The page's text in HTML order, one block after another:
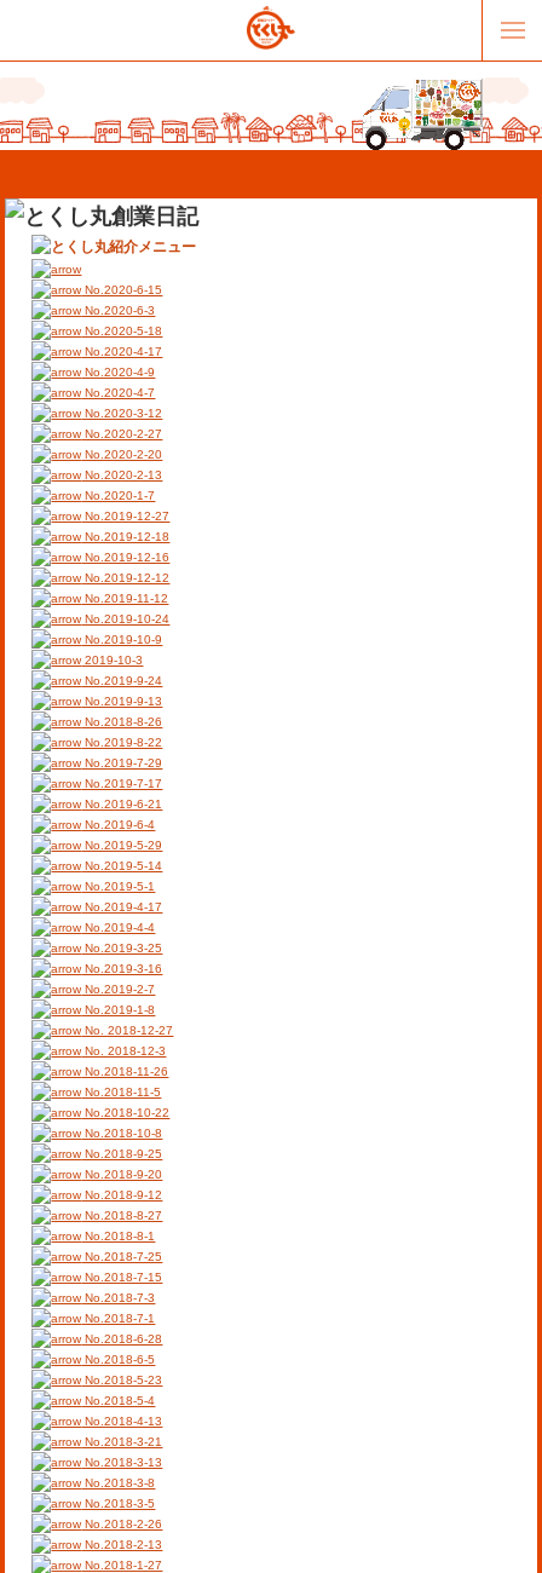
販売パートナー募集
オススメリンク
お問合せ
No.2020-6-15
No.2020-6-3
No.2020-5-18
No.2020-4-17
No.2020-4-9
No.2020-4-7
No.2020-3-12
No.2020-2-27
No.2020-2-20
No.2020-2-13
No.2020-1-7
No.2019-12-27
No.2019-12-18
No.2019-12-16
No.2019-12-12
No.2019-11-12
No.2019-10-24
No.2019-10-9
2019-10-3
No.2019-9-24
No.2019-9-13
No.2018-8-26
No.2019-8-22
No.2019-7-29
No.2019-7-17
No.2019-6-21
No.2019-6-4
No.2019-5-29
No.2019-5-14
No.2019-5-1
No.2019-4-17
No.2019-4-4
No.2019-3-25
No.2019-3-16
No.2019-2-7
No.2019-1-8
No. 2018-12-27
No. 2018-12-3
No.2018-11-26
No.2018-11-5
No.2018-10-22
No.2018-10-8
No.2018-9-25
No.2018-9-20
No.2018-9-12
No.2018-8-27
No.2018-8-1
No.2018-7-25
No.2018-7-15
No.2018-7-3
No.2018-7-1
No.2018-6-28
No.2018-6-5
No.2018-5-23
No.2018-5-4
No.2018-4-13
No.2018-3-21
No.2018-3-13
No.2018-3-8
No.2018-3-5
No.2018-2-26
No.2018-2-13
No.2018-1-27